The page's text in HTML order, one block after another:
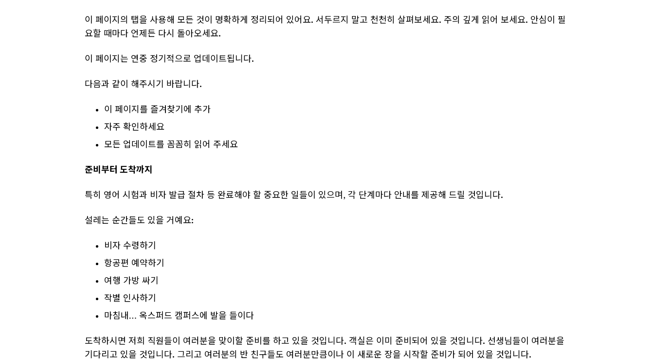
이 페이지의 탭을 사용해 모든 것이 명확하게 정리되어 있어요. 서두르지 말고 천천히 살펴보세요. 주의 깊게 읽어 보세요. 안심이 필
요할 때마다 언제든 다시 돌아오세요.
이 페이지는 연중 정기적으로 업데이트됩니다.
다음과 같이 해주시기 바랍니다.
이 페이지를 즐겨찾기에 추가
자주 확인하세요
모든 업데이트를 꼼꼼히 읽어 주세요
준비부터 도착까지
특히 영어 시험과 비자 발급 절차 등 완료해야 할 중요한 일들이 있으며, 각 단계마다 안내를 제공해 드릴 것입니다.
설레는 순간들도 있을 거예요:
비자 수령하기
항공편 예약하기
여행 가방 싸기
작별 인사하기
마침내… 옥스퍼드 캠퍼스에 발을 들이다
도착하시면 저희 직원들이 여러분을 맞이할 준비를 하고 있을 것입니다. 객실은 이미 준비되어 있을 것입니다. 선생님들이 여러분을
기다리고 있을 것입니다. 그리고 여러분의 반 친구들도 여러분만큼이나 이 새로운 장을 시작할 준비가 되어 있을 것입니다.